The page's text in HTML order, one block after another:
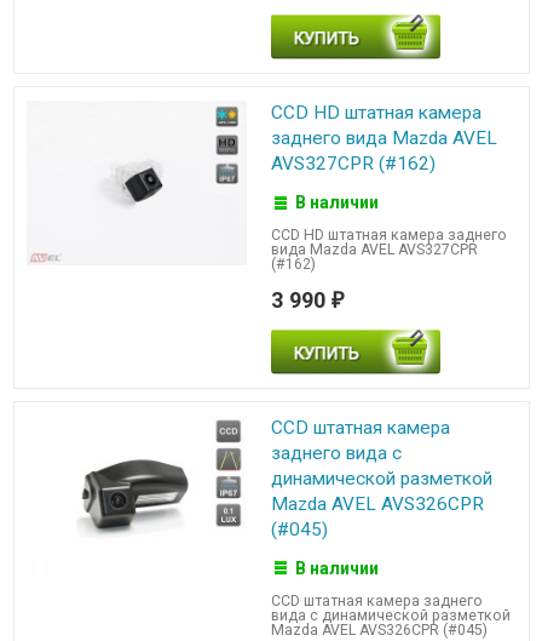
CCD HD штатная камера
заднего вида Mazda AVEL
AVS327CPR (#162)
В наличии
CCD HD штатная камера заднего
вида Mazda AVEL AVS327CPR
(#162)
3 990 ₽
CCD штатная камера
заднего вида с
динамической разметкой
Mazda AVEL AVS326CPR
(#045)
В наличии
CCD штатная камера заднего
вида с динамической разметкой
Mazda AVEL AVS326CPR (#045)